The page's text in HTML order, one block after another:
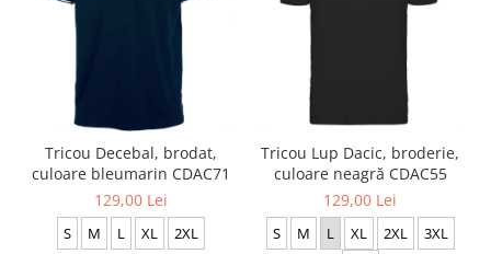
Tricou Decebal, brodat,
culoare bleumarin CDAC71
129,00 Lei
S M L XL 2XL
Tricou Lup Dacic, broderie,
culoare neagră CDAC55
129,00 Lei
S M L XL 2XL
3XL